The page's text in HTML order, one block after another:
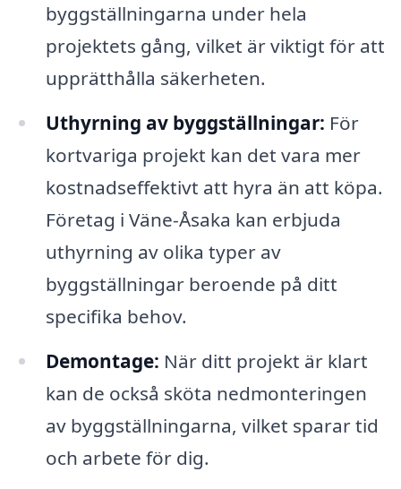
byggställningarna under hela
projektets gång, vilket är viktigt för att
upprätthålla säkerheten.
Uthyrning av byggställningar: För
kortvariga projekt kan det vara mer
kostnadseffektivt att hyra än att köpa.
Företag i Väne-Åsaka kan erbjuda
uthyrning av olika typer av
byggställningar beroende på ditt
specifika behov.
Demontage: När ditt projekt är klart
kan de också sköta nedmonteringen
av byggställningarna, vilket sparar tid
och arbete för dig.